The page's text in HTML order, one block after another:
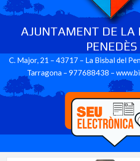
AJUNTAMENT DE LA
PENEDÈS
C. Major, 21 – 43717 – La Bisbal del
Tarragona – 977688438 –